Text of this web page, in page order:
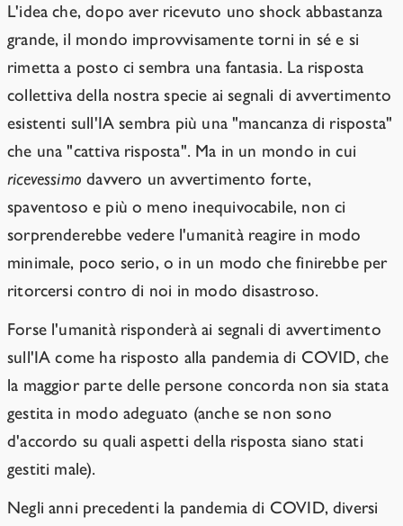
L'idea che, dopo aver ricevuto uno shock abbastanza
grande, il mondo improvvisamente torni in sé e si
rimetta a posto ci sembra una fantasia. La risposta
collettiva della nostra specie ai segnali di avvertimento
esistenti sull'IA sembra più una "mancanza di risposta"
che una "cattiva risposta". Ma in un mondo in cui
ricevessimo davvero un avvertimento forte,
spaventoso e più o meno inequivocabile, non ci
sorprenderebbe vedere l'umanità reagire in modo
minimale, poco serio, o in un modo che finirebbe per
ritorcersi contro di noi in modo disastroso.
Forse l'umanità risponderà ai segnali di avvertimento
sull'IA come ha risposto alla pandemia di COVID, che
la maggior parte delle persone concorda non sia stata
gestita in modo adeguato (anche se non sono
d'accordo su quali aspetti della risposta siano stati
gestiti male).
Negli anni precedenti la pandemia di COVID, diversi